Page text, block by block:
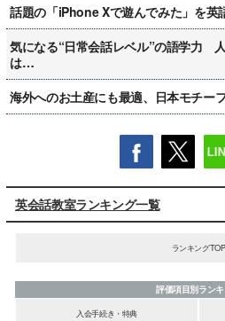
話題の「iPhone Xで遊んでみた」を英
気になる“日常会話レベル”の語学力
は…
海外へのお土産にも最適、日本モチー
英会話教室ランキング一覧
ランキングTOP
評価項目別ラン
入会手続き・特典